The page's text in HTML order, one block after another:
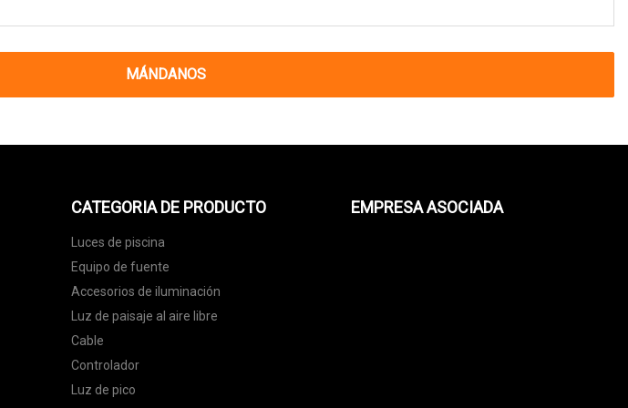
MÁNDANOS
CATEGORIA DE PRODUCTO
Luces de piscina
Equipo de fuente
Accesorios de iluminación
Luz de paisaje al aire libre
Cable
Controlador
Luz de pico
EMPRESA ASOCIADA